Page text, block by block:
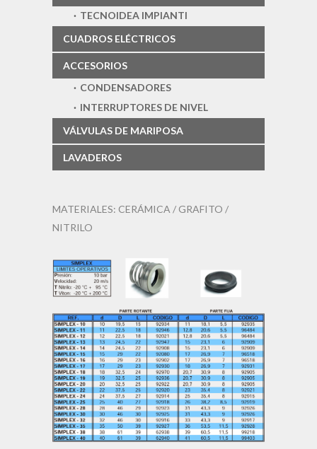
TECNOIDEA IMPIANTI
CUADROS ELÉCTRICOS
ACCESORIOS
CONDENSADORES
INTERRUPTORES DE NIVEL
VÁLVULAS DE MARIPOSA
LAVADEROS
MATERIALES: CERÁMICA / GRAFITO /
NITRILO